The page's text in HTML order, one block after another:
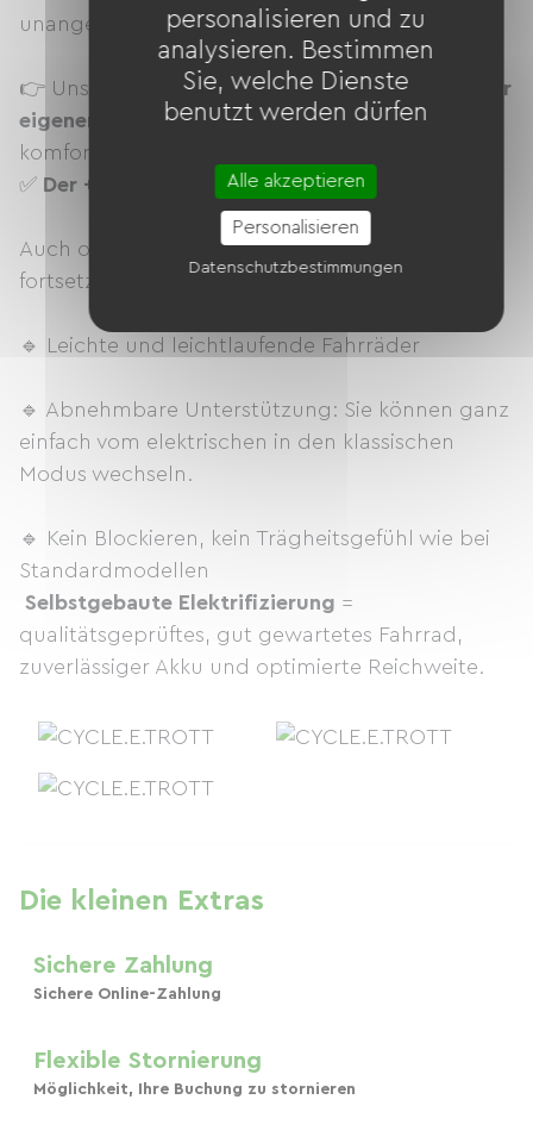
unangenehm zu bedienen sind.
👉 Unsere Fahrräder sindElektrifiziert in unserer
eigenen Werkstattmit leichten, robusten und
komfortablen Muscle-Bikes.
✅ Der + CYCLE.E.TROTT
Auch ohne Akku können Sie Ihre Fahrt mühelos
fortsetzen:
🔹 Leichte und leichtlaufende Fahrräder
🔹 Abnehmbare Unterstützung: Sie können ganz
einfach vom elektrischen in den klassischen
Modus wechseln.
🔹 Kein Blockieren, kein Trägheitsgefühl wie bei
Standardmodellen
Selbstgebaute Elektrifizierung =
qualitätsgeprüftes, gut gewartetes Fahrrad,
zuverlässiger Akku und optimierte Reichweite.
Die kleinen Extras
Sichere Zahlung
Sichere Online-Zahlung
Flexible Stornierung
Möglichkeit, Ihre Buchung zu stornieren
personalisieren und zu
analysieren. Bestimmen
Sie, welche Dienste
benutzt werden dürfen
Alle akzeptieren
Personalisieren
Datenschutzbestimmungen